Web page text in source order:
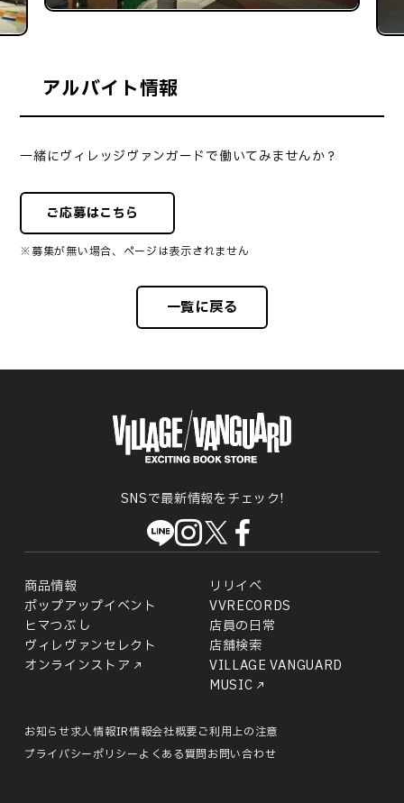
アルバイト情報
一緒にヴィレッジヴァンガードで働いてみませんか？
ご応募はこちら
※募集が無い場合、ページは表示されません
一覧に戻る
SNSで最新情報をチェック!
商品情報
リリイベ
ポップアップイベント
VVRECORDS
ヒマつぶし
店員の日常
ヴィレヴァンセレクト
店舗検索
オンラインストア
VILLAGE VANGUARD
MUSIC
お知らせ求人情報IR情報会社概要ご利用上の注意
プライバシーポリシーよくある質問お問い合わせ